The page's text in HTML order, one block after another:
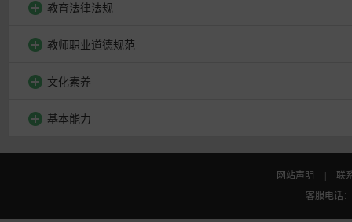
教育法律法规
教师职业道德规范
文化素养
基本能力
网站声明
联
客服电话